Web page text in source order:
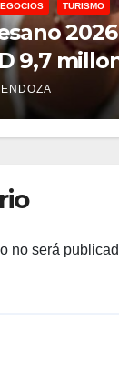
TURISMO
en ventas
9,7
no será